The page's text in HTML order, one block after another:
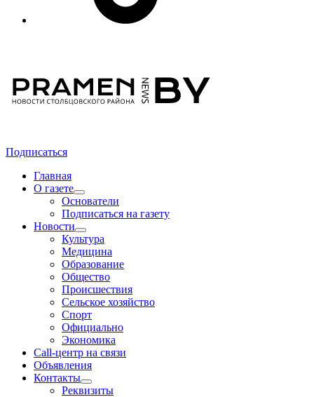
Подписаться
Главная
О газете
Основатели
Подписаться на газету
Новости
Культура
Медицина
Образование
Общество
Происшествия
Сельское хозяйство
Спорт
Официально
Экономика
Call-центр на связи
Объявления
Контакты
Реквизиты